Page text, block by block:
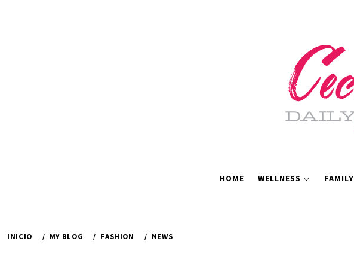
HOME WELLNESS FAMILY
INICIO MY BLOG FASHION NEWS